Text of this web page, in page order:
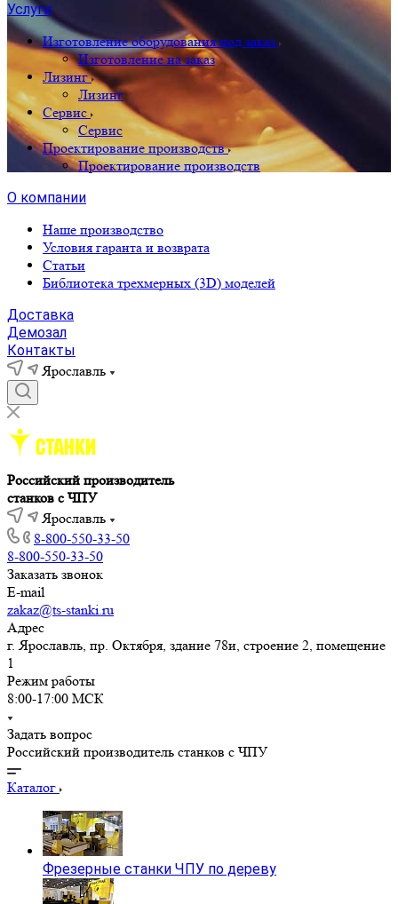
Услуги
Изготовление оборудования под заказ
Изготовление на заказ
Лизинг
Лизинг
Сервис
Сервис
Проектирование производств
Проектирование производств
О компании
Наше производство
Условия гаранта и возврата
Статьи
Библиотека трехмерных (3D) моделей
Доставка
Демозал
Контакты
Ярославль
Российский производитель
станков с ЧПУ
Ярославль
8-800-550-33-50
8-800-550-33-50
Заказать звонок
E-mail
zakaz@ts-stanki.ru
Адрес
г. Ярославль, пр. Октября, здание 78и, строение 2, помещение
1
Режим работы
8:00-17:00 МСК
Задать вопрос
Российский производитель станков с ЧПУ
Каталог
Фрезерные станки ЧПУ по дереву